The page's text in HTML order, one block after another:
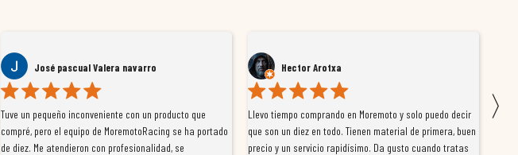
José pascual Valera navarro
Tuve un pequeño inconveniente con un producto que
compré, pero el equipo de MoremotoRacing se ha portado
de diez. Me atendieron con profesionalidad, se
Hector Arotxa
Llevo tiempo comprando en Moremoto y solo puedo decir
que son un diez en todo. Tienen material de primera, buen
precio y un servicio rapidísimo. Da gusto cuando tratas
〉